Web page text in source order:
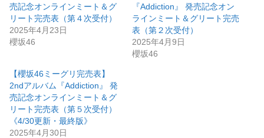
売記念オンラインミート＆グ
リート完売表（第４次受付）
2025年4月23日
櫻坂46
『Addiction』 発売記念オン
ラインミート＆グリート完売
表（第２次受付）
2025年4月9日
櫻坂46
【櫻坂46ミーグリ完売表】
2ndアルバム『Addiction』 発
売記念オンラインミート＆グ
リート完売表（第５次受付）
《4/30更新・最終版》
2025年4月30日